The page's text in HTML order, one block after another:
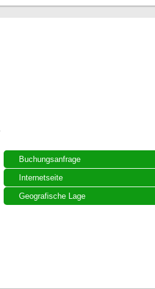
Buchungsanfrage
Internetseite
Geografische Lage